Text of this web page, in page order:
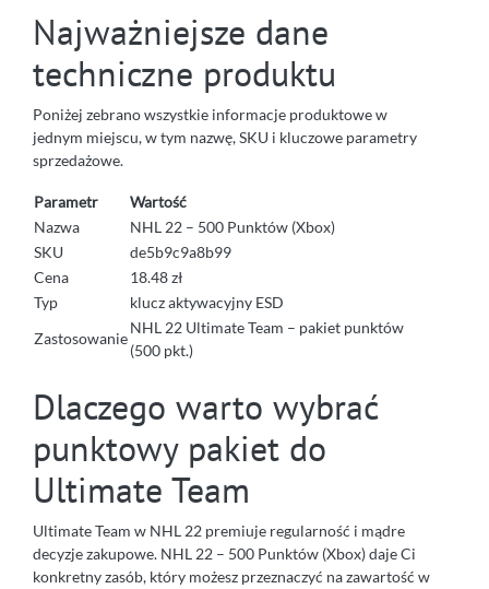
Najważniejsze dane
techniczne produktu
Poniżej zebrano wszystkie informacje produktowe w
jednym miejscu, w tym nazwę, SKU i kluczowe parametry
sprzedażowe.
Parametr
Wartość
Nazwa
NHL 22 – 500 Punktów (Xbox)
SKU
de5b9c9a8b99
Cena
18.48 zł
Typ
klucz aktywacyjny ESD
Zastosowanie
NHL 22 Ultimate Team – pakiet punktów
(500 pkt.)
Dlaczego warto wybrać
punktowy pakiet do
Ultimate Team
Ultimate Team w NHL 22 premiuje regularność i mądre
decyzje zakupowe. NHL 22 – 500 Punktów (Xbox) daje Ci
konkretny zasób, który możesz przeznaczyć na zawartość w